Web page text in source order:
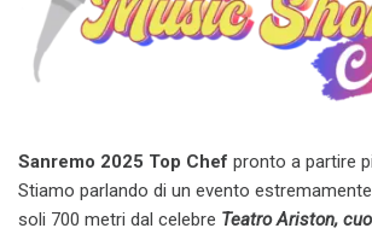
Sanremo 2025 Top Chef pronto a partire
Stiamo parlando di un evento
soli 700 metri dal celebre Teatro Ariston,